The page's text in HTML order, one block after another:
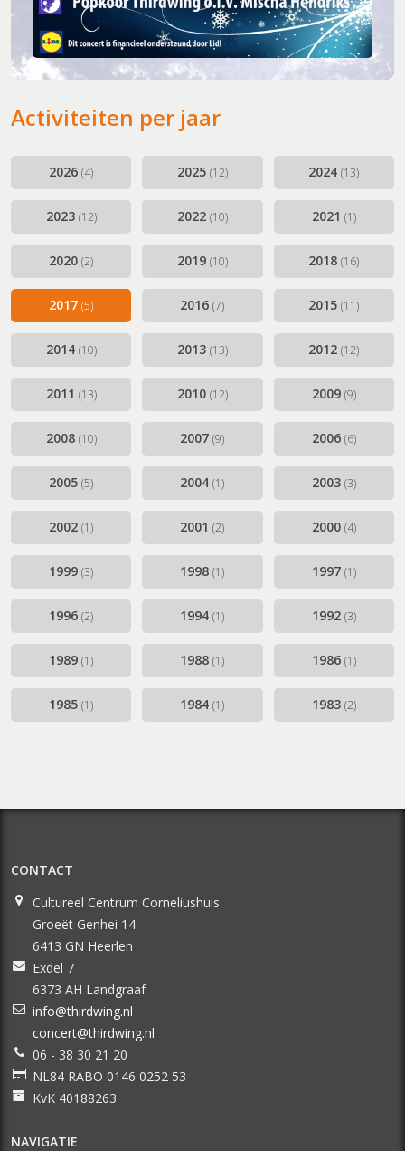
Activiteiten per jaar
2026(4) 2025 (12) 2024(13)
2023 (12) 2022 (10) 2021 (1)
2020(2) 2019 (10) 2018(16)
2017(5) 2016(7) 2015(11)
2014 (10) 2013 (13) 2012(12)
2011 (13) 2010 (12) 2009 (9)
2008 (10) 2007(9) 2006 (6)
2005(5) 2004(1) 2003 (3)
2002(1) 2001(2) 2000 (4)
1999(3) 1998(1) 1997 (1)
1996(2) 1994(1) 1992 (3)
1989(1) 1988(1) 1986 (1)
1985(1) 1984(1) 1983 (2)
CONTACT
Cultureel Centrum Corneliushuis
Groeët Genhei 14
6413 GN Heerlen
Exdel 7
6373 AH Landgraaf
info@thirdwing.nl
concert@thirdwing.nl
06 - 38 30 21 20
NL84 RABO 0146 0252 53
KvK 40188263
NAVIGATIE